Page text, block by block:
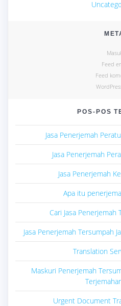
Feed
Feed
POS-POS
Jasa Penerjemah
Jasa Penerjemah
Jasa Penerjemah
Apa itu
Cari Jasa Penerjemah
Jasa Penerjemah Tersumpah
Translation
Maskuri Penerjemah
Urgent Document